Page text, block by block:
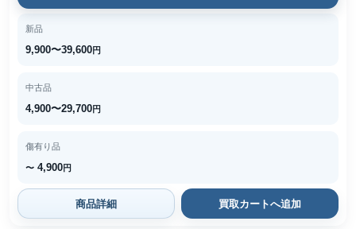
新品
9,900〜39,600円
中古品
4,900〜29,700円
傷有り品
〜 4,900円
商品詳細 買取カートへ追加